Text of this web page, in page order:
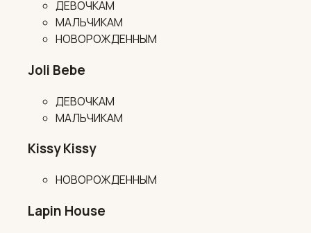
ДЕВОЧКАМ
МАЛЬЧИКАМ
НОВОРОЖДЕННЫМ
Joli Bebe
ДЕВОЧКАМ
МАЛЬЧИКАМ
Kissy Kissy
НОВОРОЖДЕННЫМ
Lapin House